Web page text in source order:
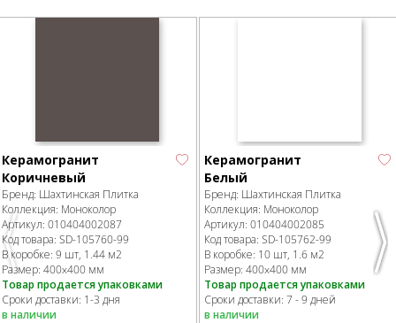
Previous
Керамогранит
Коричневый
Бренд: Шахтинская Плитка
Коллекция: Моноколор
Артикул: 010404002087
Код товара: SD-105760-99
В коробке: 9 шт, 1.44 м2
Размер: 400x400 мм
Товар продается упаковками
Сроки доставки: 1-3 дня
в наличии
Керамогранит
Белый
Бренд: Шахтинская Плитка
Коллекция: Моноколор
Артикул: 010404002085
Код товара: SD-105762-99
В коробке: 10 шт, 1.6 м2
Размер: 400x400 мм
Товар продается упаковками
Сроки доставки: 7 - 9 дней
в наличии